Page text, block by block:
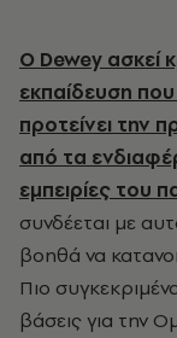
Ο Dewey ασκεί
εκπαίδευση που
προτείνει την
από τα
εμπειρίες του
συνδέεται με
βοηθά να
Πιο
βάσεις για την